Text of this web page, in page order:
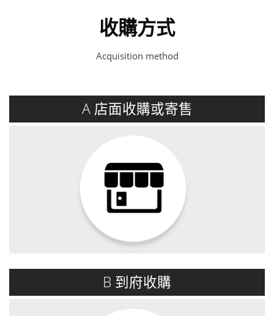
收購方式
Acquisition method
A 店面收購或寄售
詳閱內容
B 到府收購